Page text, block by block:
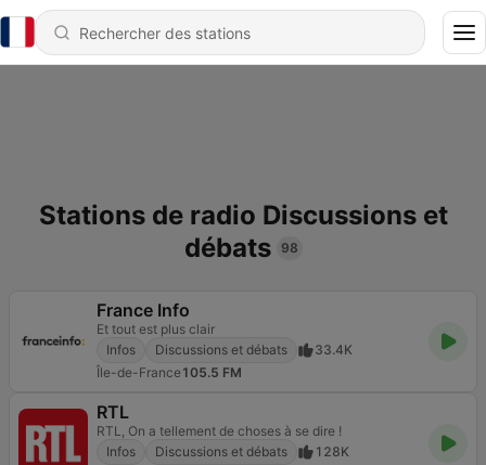
Stations de radio Discussions et
débats
98
France Info
Et tout est plus clair
Infos
Discussions et débats
33.4K
Île-de-France105.5 FM
RTL
RTL, On a tellement de choses à se dire !
Infos
Discussions et débats
128K